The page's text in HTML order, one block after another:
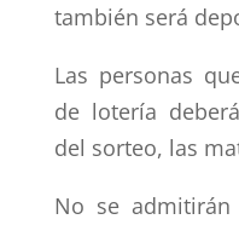
también será
Las personas
de lotería
del sorteo, las
No se admitirán